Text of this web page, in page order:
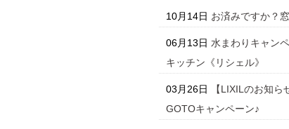
10月14日 お済みですか？
06月13日 水まわりキャン
キッチン《リシェル》
03月26日
【LIXILのお知ら
GOTOキャンペーン♪